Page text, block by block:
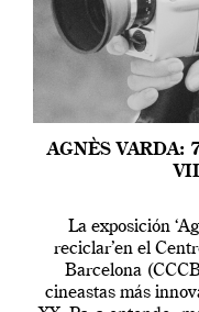
AGNÈS VARDA:
La exposición
reciclar’en el
Barcelona
cineastas más